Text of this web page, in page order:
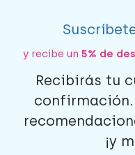
y recibe un 5% de
Recibirás tu
¡y